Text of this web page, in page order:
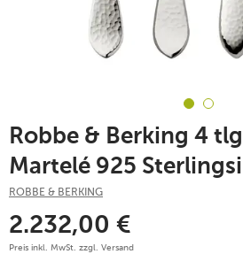
Robbe & Berking 4
Martelé 925
ROBBE & BERKING
2.232,00 €
Preis inkl. MwSt. zzgl. Versand